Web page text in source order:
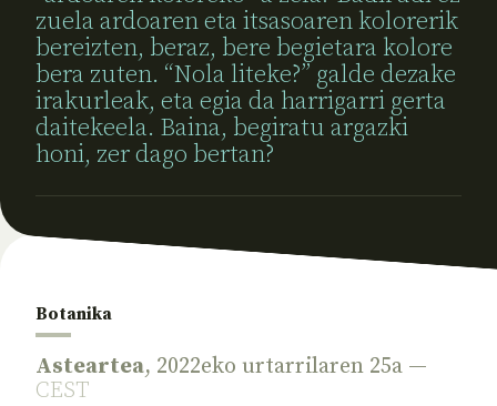
zuela ardoaren eta itsasoaren kolorerik
bereizten, beraz, bere begietara kolore
bera zuten. “Nola liteke?” galde dezake
irakurleak, eta egia da harrigarri gerta
daitekeela. Baina, begiratu argazki
honi, zer dago bertan?
Botanika
Asteartea, 2022eko urtarrilaren 25a —
CEST